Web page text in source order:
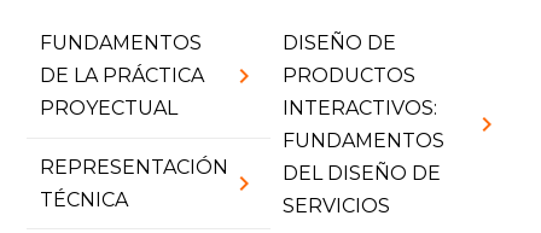
FUNDAMENTOS
DE LA PRÁCTICA
PROYECTUAL
chevron_right
REPRESENTACIÓN
TÉCNICA
chevron_right
DISEÑO DE
PRODUCTOS
INTERACTIVOS:
FUNDAMENTOS
DEL DISEÑO DE
SERVICIOS
chevron_right